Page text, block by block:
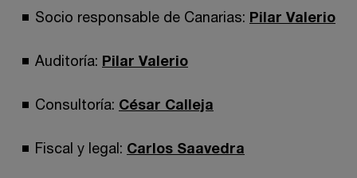
Socio responsable de Canarias: Pilar Valerio
Auditoría: Pilar Valerio
Consultoría: César Calleja
Fiscal y legal: Carlos Saavedra